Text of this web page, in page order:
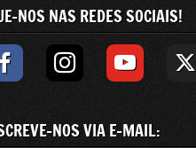
NOS NAS REDES SOCIAIS!
NOS VIA E-MAIL: